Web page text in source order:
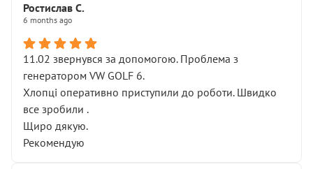
Ростислав С.
6 months ago
11.02 звернувся за допомогою. Проблема з
генератором VW GOLF 6.
Хлопці оперативно приступили до роботи. Швидко
все зробили .
Щиро дякую.
Рекомендую